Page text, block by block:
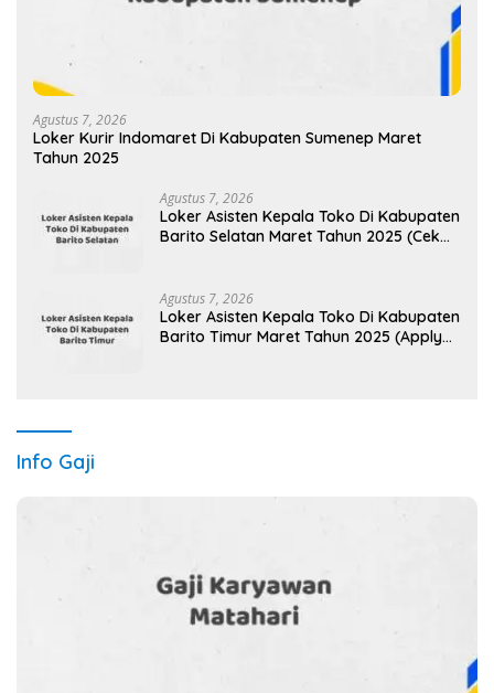
Agustus 7, 2026
Loker Kurir Indomaret Di Kabupaten Sumenep Maret
Tahun 2025
Agustus 7, 2026
Loker Asisten Kepala Toko Di Kabupaten
Barito Selatan Maret Tahun 2025 (Cek
Agustus 7, 2026
Loker Asisten Kepala Toko Di Kabupaten
Barito Timur Maret Tahun 2025 (Apply
Info Gaji